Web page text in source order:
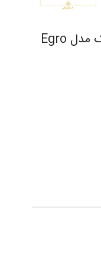
اسپرسوساز اگرو وان اتوماتیک مدل Egro